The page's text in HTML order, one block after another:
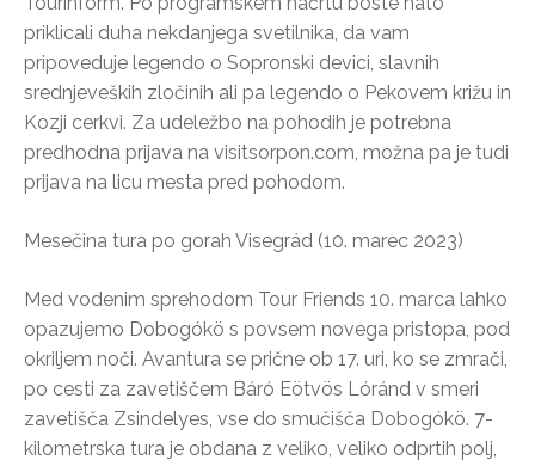
priklicali duha nekdanjega svetilnika, da vam
pripoveduje legendo o Sopronski devici, slavnih
srednjeveških zločinih ali pa legendo o Pekovem križu in
Kozji cerkvi. Za udeležbo na pohodih je potrebna
predhodna prijava na visitsorpon.com, možna pa je tudi
prijava na licu mesta pred pohodom.
Mesečina tura po gorah Visegrád (10. marec 2023)
Med vodenim sprehodom Tour Friends 10. marca lahko
opazujemo Dobogókö s povsem novega pristopa, pod
okriljem noči. Avantura se prične ob 17. uri, ko se zmrači,
po cesti za zavetiščem Báró Eötvös Lóránd v smeri
zavetišča Zsindelyes, vse do smučišča Dobogókö. 7-
kilometrska tura je obdana z veliko, veliko odprtih polj,